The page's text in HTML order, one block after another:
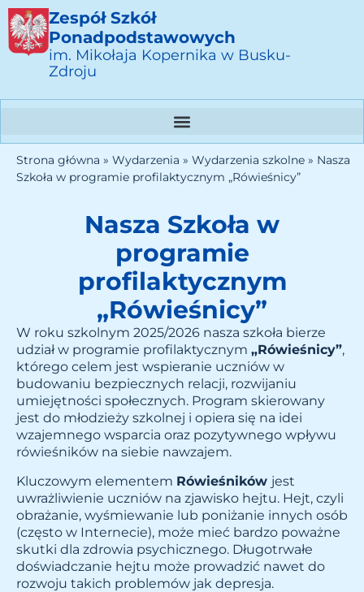
Zespół Szkół
Ponadpodstawowych
im. Mikołaja Kopernika w Busku-
Zdroju
Strona główna » Wydarzenia » Wydarzenia szkolne » Nasza
Szkoła w programie profilaktycznym „Rówieśnicy”
Nasza Szkoła w
programie
profilaktycznym
„Rówieśnicy”
W roku szkolnym 2025/2026 nasza szkoła bierze
udział w programie profilaktycznym „Rówieśnicy”,
którego celem jest wspieranie uczniów w
budowaniu bezpiecznych relacji, rozwijaniu
umiejętności społecznych. Program skierowany
jest do młodzieży szkolnej i opiera się na idei
wzajemnego wsparcia oraz pozytywnego wpływu
rówieśników na siebie nawzajem.
Kluczowym elementem Rówieśników jest
uwrażliwienie uczniów na zjawisko hejtu. Hejt, czyli
obrażanie, wyśmiewanie lub poniżanie innych osób
(często w Internecie), może mieć bardzo poważne
skutki dla zdrowia psychicznego. Długotrwałe
doświadczanie hejtu może prowadzić nawet do
rozwoju takich problemów jak depresja.